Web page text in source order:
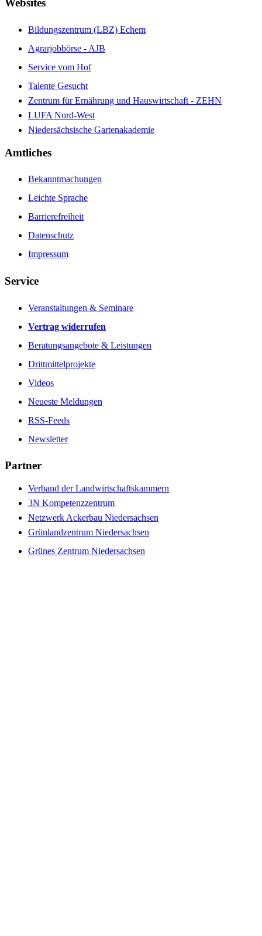
Websites
Bildungszentrum (LBZ) Echem
Agrarjobbörse - AJB
Service vom Hof
Talente Gesucht
Zentrum für Ernährung und Hauswirtschaft - ZEHN
LUFA Nord-West
Niedersächsische Gartenakademie
Amtliches
Bekanntmachungen
Leichte Sprache
Barrierefreiheit
Datenschutz
Impressum
Service
Veranstaltungen & Seminare
Vertrag widerrufen
Beratungsangebote & Leistungen
Drittmittelprojekte
Videos
Neueste Meldungen
RSS-Feeds
Newsletter
Partner
Verband der Landwirtschaftskammern
3N Kompetenzzentrum
Netzwerk Ackerbau Niedersachsen
Grünlandzentrum Niedersachsen
Grünes Zentrum Niedersachsen